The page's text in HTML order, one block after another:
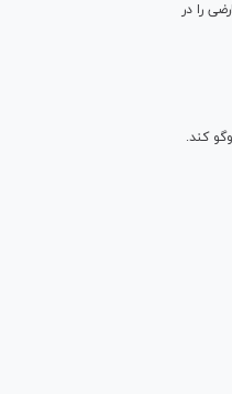
را در
کند.